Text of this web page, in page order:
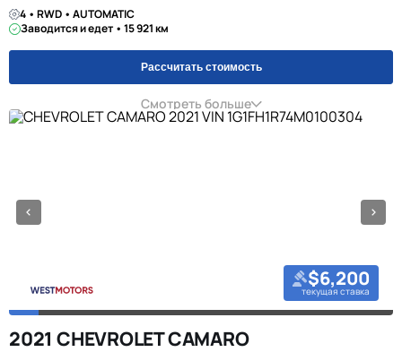
4 • RWD • AUTOMATIC
Заводится и едет • 15 921 км
Рассчитать стоимость
Смотреть больше
$6,200
текущая ставка
2021 CHEVROLET CAMARO